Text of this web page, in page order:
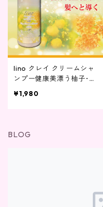
lino クレイ クリームシャ
ンプー健康美漂う柚子･金
¥1,980
BLOG